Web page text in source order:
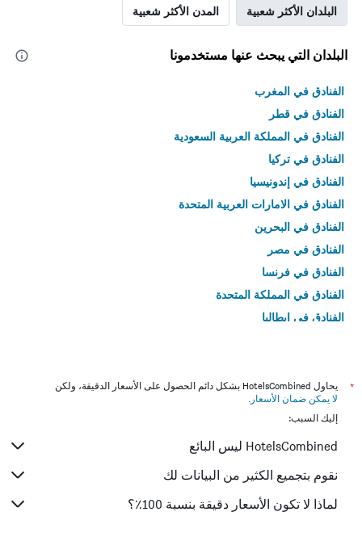
البلدان الأكثر شعبية المدن الأكثر شعبية
البلدان التي يبحث عنها مستخدمونا
الفنادق في المغرب
الفنادق في قطر
الفنادق في المملكة العربية السعودية
الفنادق في تركيا
الفنادق في إندونيسيا
الفنادق في الامارات العربية المتحدة
الفنادق في البحرين
الفنادق في مصر
الفنادق في فرنسا
الفنادق في المملكة المتحدة
الفنادق في إيطاليا
*
يحاول HotelsCombined بشكل دائم الحصول على الأسعار الدقيقة، ولكن
لا يمكن ضمان الأسعار .
إليك السبب:
HotelsCombined ليس البائع
نقوم بتجميع الكثير من البيانات لك
لماذا لا تكون الأسعار دقيقة بنسبة 100٪؟